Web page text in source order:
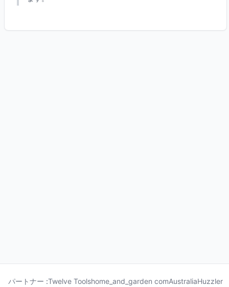
パートナー :Twelve Toolshome_and_garden comAustraliaHuzzler